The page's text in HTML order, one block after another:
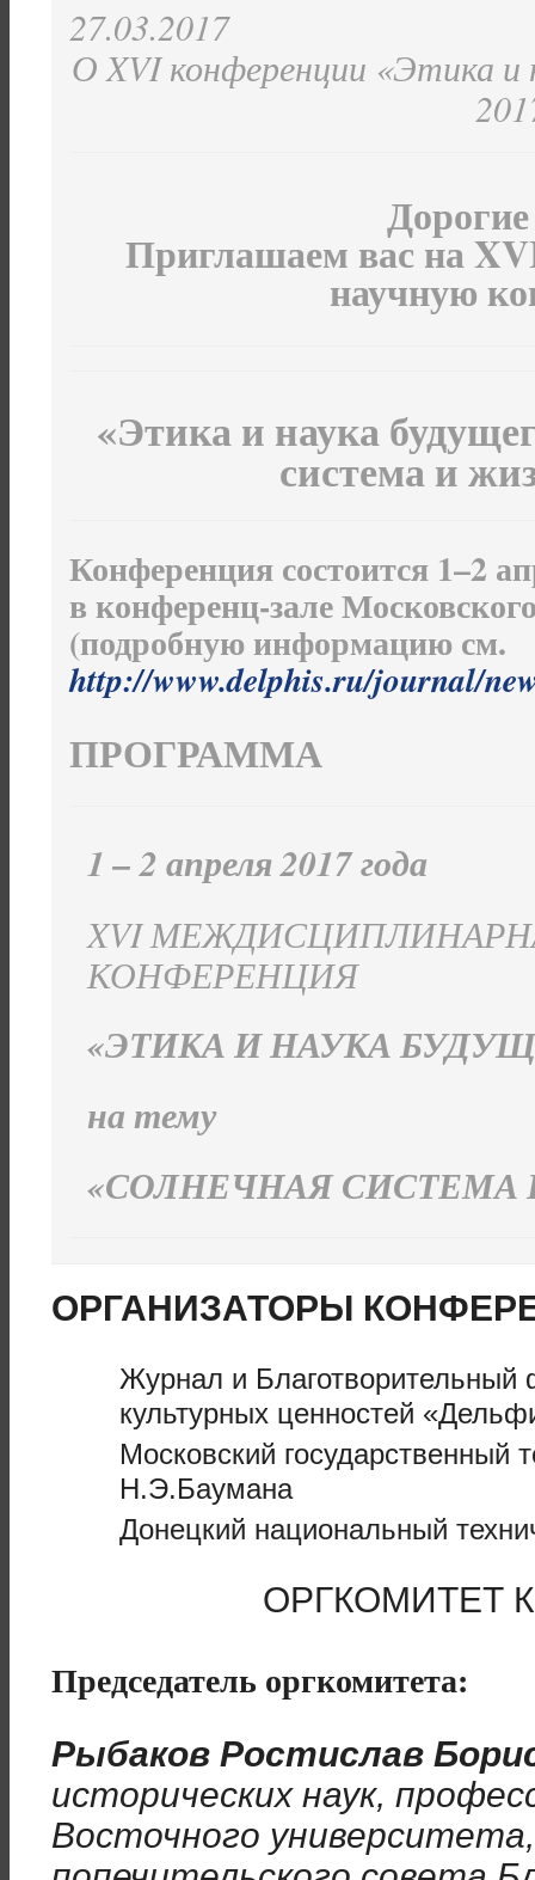
27.03.2017
О XVI конференции «Этика и
Приглашаем вас на
научную
«Этика и наука
система и
Конференция состоится 1–2
в конференц-зале
(подробную информацию см.
http://www.delphis.ru/journal/
ПРОГРАММА
1 – 2 апреля 2017 года
XVI
КОНФЕРЕНЦИЯ
«ЭТИКА И НАУКА
на тему
«СОЛНЕЧНАЯ СИСТЕМА
ОРГАНИЗАТОРЫ
Журнал и Благотворительный
культурных ценностей
Московский государственный
Н.Э.Баумана
Донецкий национальный
ОРГКОМИТЕТ
Председатель оргкомитета:
Рыбаков Ростислав
исторических наук,
Восточного